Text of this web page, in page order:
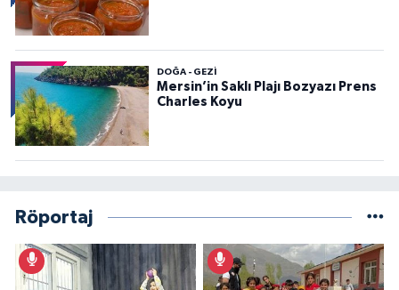
DOĞA - GEZI
Mersin’in Saklı Plajı Bozyazı Prens
Charles Koyu
Röportaj